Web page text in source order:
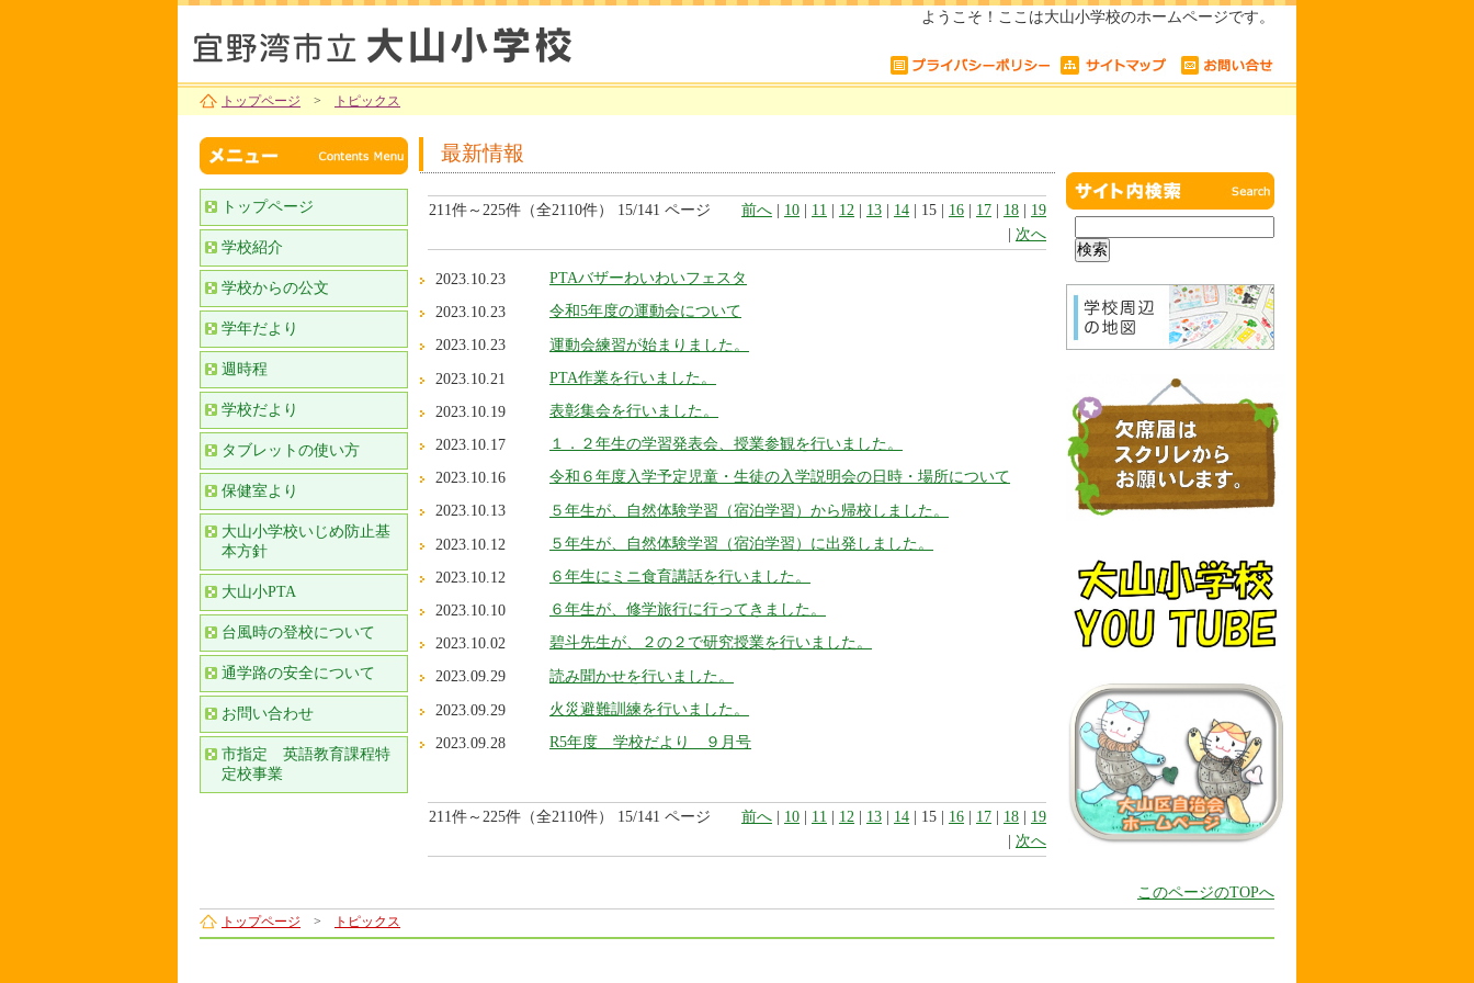
ようこそ！ここは大山小学校のホームページです。
トップページ > トピックス
最新情報
211件～225件（全2110件） 15/141 ページ 前へ 10 11 12 13 14 | 15 | 16 17 18
19
次へ
2023.10.23 PTAバザーわいわいフェスタ
2023.10.23 令和5年度の運動会について
2023.10.23 運動会練習が始まりました。
2023.10.21 PTA作業を行いました。
2023.10.19 表彰集会を行いました。
2023.10.17 １．２年生の学習発表会、授業参観を行いました。
2023.10.16 令和６年度入学予定児童・生徒の入学説明会の日時・場所について
2023.10.13 ５年生が、自然体験学習（宿泊学習）から帰校しました。
2023.10.12 ５年生が、自然体験学習（宿泊学習）に出発しました。
2023.10.12 ６年生にミニ食育講話を行いました。
2023.10.10 ６年生が、修学旅行に行ってきました。
2023.10.02 碧斗先生が、２の２で研究授業を行いました。
2023.09.29 読み聞かせを行いました。
2023.09.29 火災避難訓練を行いました。
2023.09.28 R5年度 学校だより ９月号
211件～225件（全2110件） 15/141 ページ 前へ 10 11 12 13 14 | 15 | 16 17 18
19
次へ
トップページ
学校紹介
学校からの公文
学年だより
週時程
学校だより
タブレットの使い方
保健室より
大山小学校いじめ防止基
本方針
大山小PTA
台風時の登校について
通学路の安全について
お問い合わせ
市指定 英語教育課程特
定校事業
このページのTOPへ
トップページ > トピックス